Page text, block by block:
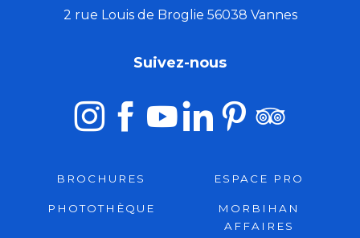
Pardon de Saint-Guénolé
Concert : Monsieur Poisson
Tournoi Kib Open Beach 2026
2 rue Louis de Broglie 56038 Vannes
Suivez-nous
BROCHURES ESPACE PRO
PHOTOTHÈQUE
MORBIHAN
AFFAIRES